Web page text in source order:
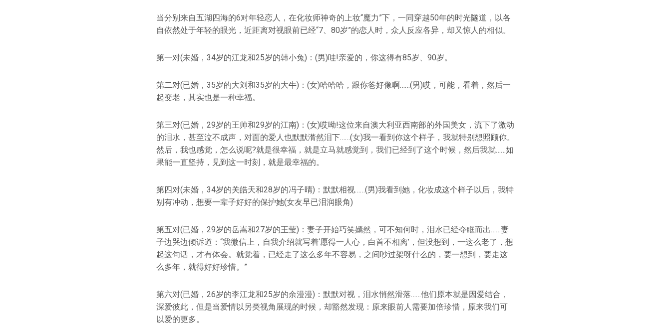
当分别来自五湖四海的6对年轻恋人，在化妆师神奇的上妆“魔力”下，一同穿越50年的时光隧道，以各
自依然处于年轻的眼光，近距离对视眼前已经“7、80岁”的恋人时，众人反应各异，却又惊人的相似。
第一对(未婚，34岁的江龙和25岁的韩小兔)：(男)哇!亲爱的，你这得有85岁、90岁。
第二对(已婚，35岁的大刘和35岁的大牛)：(女)哈哈哈，跟你爸好像啊……(男)哎，可能，看着，然后一
起变老，其实也是一种幸福。
第三对(已婚，29岁的王帅和29岁的江南)：(女)哎呦!这位来自澳大利亚西南部的外国美女，流下了激动
的泪水，甚至泣不成声，对面的爱人也默默潸然泪下……(女)我一看到你这个样子，我就特别想照顾你。
然后，我也感觉，怎么说呢?就是很幸福，就是立马就感觉到，我们已经到了这个时候，然后我就……如
果能一直坚持，见到这一时刻，就是最幸福的。
第四对(未婚，34岁的关皓天和28岁的冯子晴)：默默相视……(男)我看到她，化妆成这个样子以后，我特
别有冲动，想要一辈子好好的保护她(女友早已泪润眼角)
第五对(已婚，29岁的岳嵩和27岁的王莹)：妻子开始巧笑嫣然，可不知何时，泪水已经夺眶而出……妻
子边哭边倾诉道：“我微信上，自我介绍就写着‘愿得一人心，白首不相离’，但没想到，一这么老了，想
起这句话，才有体会。就觉着，已经走了这么多年不容易，之间吵过架呀什么的，要一想到，要走这
么多年，就得好好珍惜。”
第六对(已婚，26岁的李江龙和25岁的余漫漫)：默默对视，泪水悄然滑落……他们原本就是因爱结合，
深爱彼此，但是当爱情以另类视角展现的时候，却豁然发现：原来眼前人需要加倍珍惜，原来我们可
以爱的更多。